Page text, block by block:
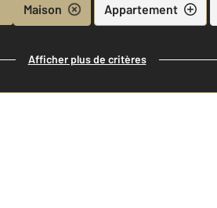
Maison Appartement
Afficher plus de critères